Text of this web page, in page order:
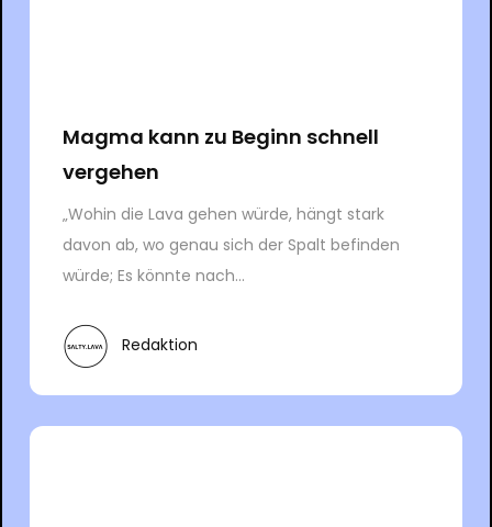
Magma kann zu Beginn schnell
vergehen
„Wohin die Lava gehen würde, hängt stark
davon ab, wo genau sich der Spalt befinden
würde; Es könnte nach...
Redaktion